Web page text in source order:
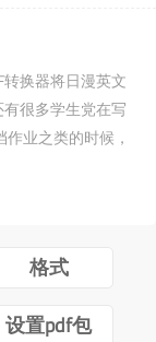
换器将日漫英文
很多学生党在写
业之类的时候，
格式
设置pdf包